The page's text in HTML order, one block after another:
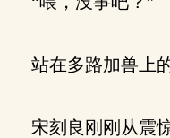
站在多路加兽上
宋刻良刚刚从震